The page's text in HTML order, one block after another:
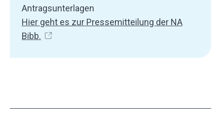
Antragsunterlagen
Hier geht es zur Pressemitteilung der NA
Bibb.